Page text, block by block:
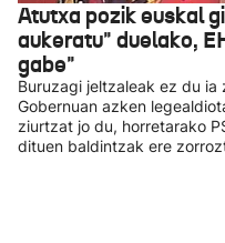
Atutxa pozik euskal
aukeratu" duelako,
gabe"
Buruzagi jeltzaleak ez du
Gobernuan azken
ziurtzat jo du, horretarako
dituen baldintzak ere